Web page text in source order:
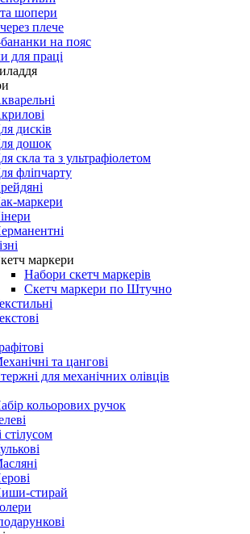
шопери
плече
на пояс
для праці
дисків
дошок
скла та з ультрафіолетом
фліпчарту
маркери
маркери
Набори скетч маркерів
Скетч маркери по Штучно
та цангові
для механічних олівців
кольорових ручок
стілусом
стирай